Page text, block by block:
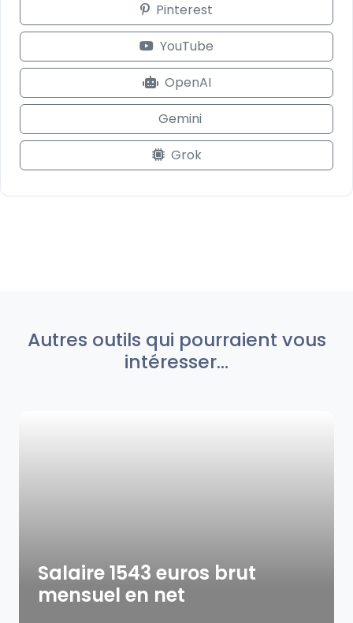
Pinterest
YouTube
OpenAI
Gemini
Grok
Autres outils qui pourraient vous
intéresser...
Salaire 1543 euros brut
mensuel en net